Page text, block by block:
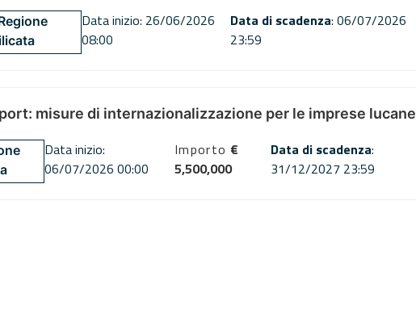
Data inizio: 26/06/2026
08:00
Data di scadenza: 06/07/2026
23:59
misure di internazionalizzazione per le imprese lucane
Data inizio:
06/07/2026 00:00
Importo €
5,500,000
Data di scadenza:
31/12/2027 23:59